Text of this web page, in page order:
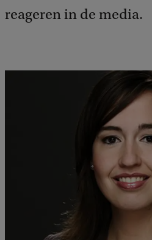
reageren in de media.